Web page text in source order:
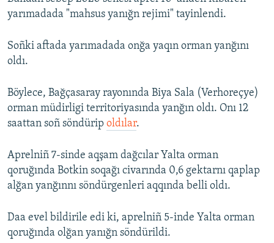
yarımadada "mahsus yanığn rejimi" tayinlendi.
Soñki aftada yarımadada onğa yaqın orman yanğını
oldı.
Böylece, Bağçasaray rayonında Biya Sala (Verhoreçye)
orman müdirligi territoriyasında yanğın oldı. Onı 12
saattan soñ söndürip oldılar.
Aprelniñ 7-sinde aqşam dağcılar Yalta orman
qoruğında Botkin soqağı civarında 0,6 gektarnı qaplap
alğan yanğınnı söndürgenleri aqqında belli oldı.
Daa evel bildirile edi ki, aprelniñ 5-inde Yalta orman
qoruğında olğan yanığn söndürildi.